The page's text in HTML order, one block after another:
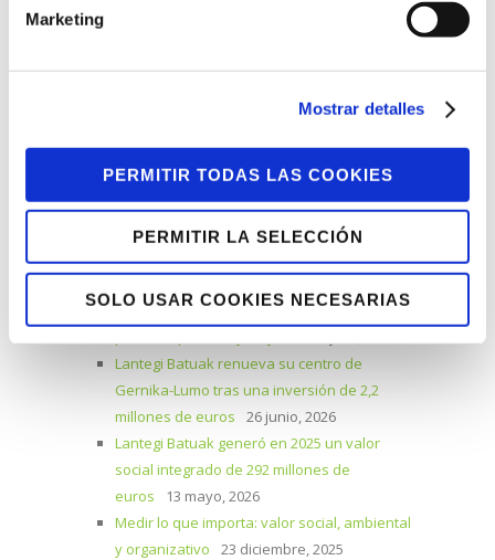
Marketing
Mostrar detalles
PERMITIR TODAS LAS COOKIES
PERMITIR LA SELECCIÓN
SOLO USAR COOKIES NECESARIAS
Facebook
Artículos relacionados
Informe de Valor y Sostenibilidad: medir
Lantegi Batuak renueva su centro de
Gernika-Lumo tras una inversión de 2,2
millones de euros
26 junio, 2026
Lantegi Batuak generó en 2025 un valor
social integrado de 292 millones de
euros
13 mayo, 2026
Medir lo que importa: valor social, ambiental
y organizativo
23 diciembre, 2025